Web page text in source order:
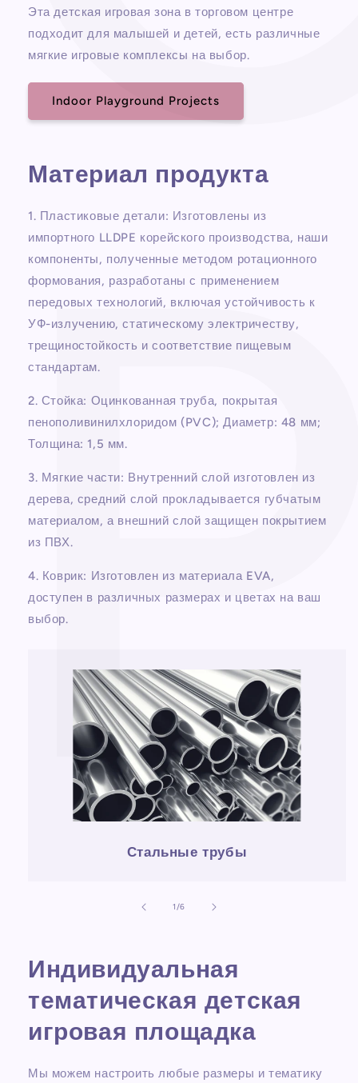
Эта детская игровая зона в торговом центре
подходит для малышей и детей, есть различные
мягкие игровые комплексы на выбор.
Indoor Playground Projects
Материал продукта
1. Пластиковые детали: Изготовлены из
импортного LLDPE корейского производства, наши
компоненты, полученные методом ротационного
формования, разработаны с применением
передовых технологий, включая устойчивость к
УФ-излучению, статическому электричеству,
трещиностойкость и соответствие пищевым
стандартам.
2. Стойка: Оцинкованная труба, покрытая
пенополивинилхлоридом (PVC); Диаметр: 48 мм;
Толщина: 1,5 мм.
3. Мягкие части: Внутренний слой изготовлен из
дерева, средний слой прокладывается губчатым
материалом, а внешний слой защищен покрытием
из ПВХ.
4. Коврик: Изготовлен из материала EVA,
доступен в различных размерах и цветах на ваш
выбор.
Стальные трубы
1/из
6
Индивидуальная
тематическая детская
игровая площадка
Мы можем настроить любые размеры и тематику